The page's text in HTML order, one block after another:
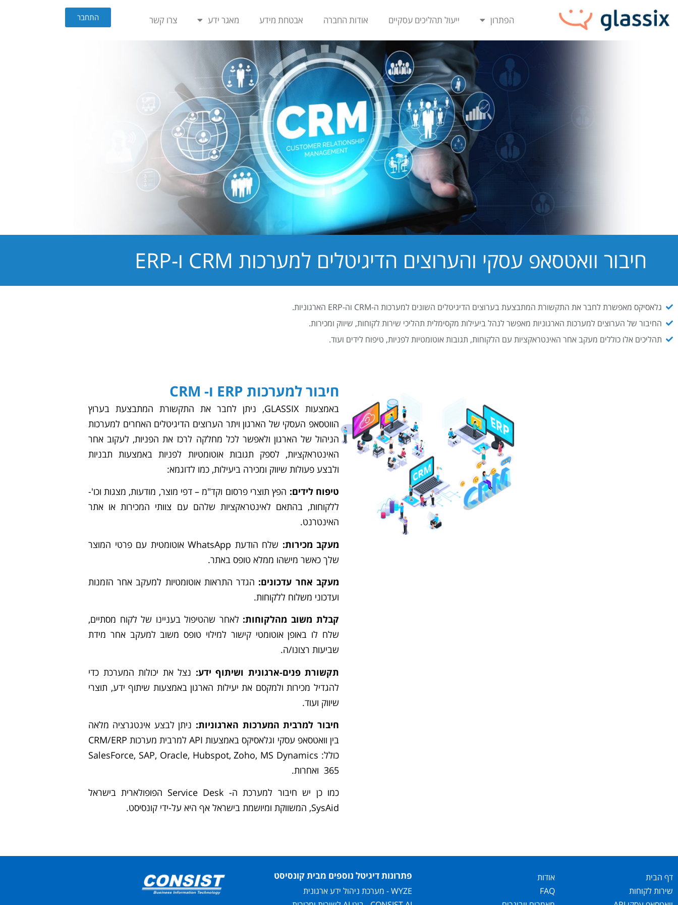
חיבור ל-CRM ו-ERP – GLASSIX הפתרון ייעול תהליכים עסקיים אודות החברה אבטחת מידע מאגר ידע צרו קשר התחבר
חיבור וואטסאפ עסקי והערוצים הדיגיטלים למערכות CRM ו-ERP
גלאסיקס מאפשרת לחבר את התקשורת המתבצעת בערוצים הדיגיטלים השונים למערכות ה-CRM וה-ERP הארגוניות.
החיבור של הערוצים למערכות הארגוניות מאפשר לנהל ביעילות מקסימלית תהליכי שירות לקוחות, שיווק ומכירות.
תהליכים אלו כוללים מעקב אחר האינטראקציות עם הלקוחות, תגובות אוטומטיות לפניות, טיפוח לידים ועוד.
חיבור למערכות ERP ו- CRM
באמצעות GLASSIX, ניתן לחבר את התקשורת המתבצעת בערוץ
הווטסאפ העסקי של הארגון ויתר הערוצים הדיגיטלים האחרים למערכות
הניהול של הארגון ולאפשר לכל מחלקה לרכז את הפניות, לעקוב אחר
האינטראקציות, לספק תגובות אוטומטיות לפניות באמצעות תבניות
ולבצע פעולות שיווק ומכירה ביעילות, כמו לדוגמא:
טיפוח לידים: הפץ תוצרי פרסום וקד"מ – דפי מוצר, מודעות, מצגות וכו'-
ללקוחות, בהתאם לאינטראקציות שלהם עם צוותי המכירות או אתר
האינטרנט.
מעקב מכירות:
שלח הודעת WhatsApp אוטומטית עם פרטי המוצר
שלך כאשר מישהו ממלא טופס באתר.
מעקב אחר עדכונים: הגדר התראות אוטומטיות למעקב אחר הזמנות
ועדכוני משלוח ללקוחות.
קבלת משוב מהלקוחות: לאחר שהטיפול בעניינו של לקוח מסתיים,
שלח לו באופן אוטומטי קישור למילוי טופס משוב למעקב אחר מידת
שביעות רצונו/ה.
תקשורת פנים-ארגונית ושיתוף ידע: נצל את יכולות המערכת כדי
להגדיל מכירות ולמקסם את יעילות הארגון באמצעות שיתוף ידע, תוצרי
שיווק ועוד.
חיבור למרבית המערכות הארגוניות: ניתן לבצע אינטגרציה מלאה
בין וואטסאפ עסקי וגלאסיקס באמצעות API למרבית מערכות CRM/ERP
כולל: SalesForce, SAP, Oracle, Hubspot, Zoho, MS Dynamics
365 ואחרות.
כמו כן יש חיבור למערכת ה- Service Desk הפופולארית בישראל
SysAid, המשווקת ומיושמת בישראל אף היא על-ידי קונסיסט.
דף הבית
שירות לקוחות
אודות
FAQ
פתרונות דיגיטל נוספים מבית קונסיסט
WYZE - מערכת ניהול ידע ארגונית